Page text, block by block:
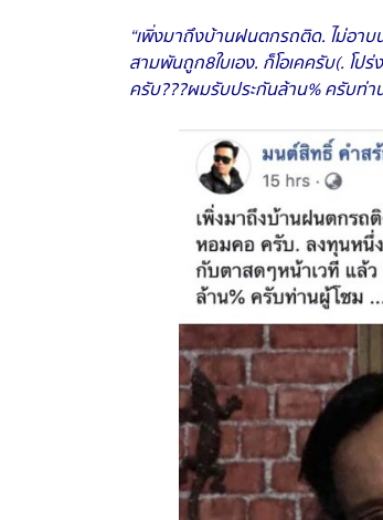
เพิ่งมาถึงบ้านฝนตกรถติด.ไม่อาบ
สามพันถูก8ใบเอง.ก็โอเคครับ(.โปร่ง
ครับ???ผมรับประกันล้าน%ครับท่าน